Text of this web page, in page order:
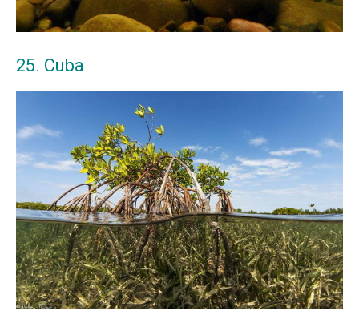
25. Cuba